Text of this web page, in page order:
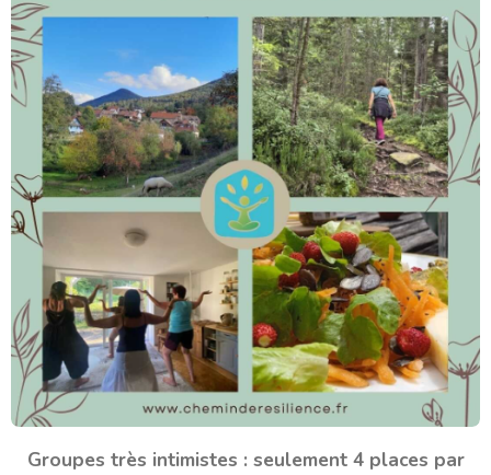
Groupes très intimistes : seulement 4 places par